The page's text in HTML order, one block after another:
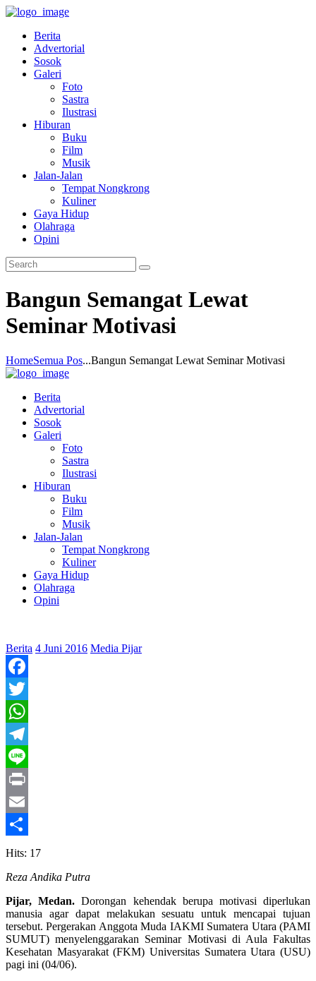
Berita
Advertorial
Sosok
Galeri
Foto
Sastra
Ilustrasi
Hiburan
Buku
Film
Musik
Jalan-Jalan
Tempat Nongkrong
Kuliner
Gaya Hidup
Olahraga
Opini
Bangun Semangat Lewat
Seminar Motivasi
HomeSemua Pos...Bangun Semangat Lewat Seminar Motivasi
Berita
Advertorial
Sosok
Galeri
Foto
Sastra
Ilustrasi
Hiburan
Buku
Film
Musik
Jalan-Jalan
Tempat Nongkrong
Kuliner
Gaya Hidup
Olahraga
Opini
Berita 4 Juni 2016 Media Pijar
Facebook
Twitter
WhatsApp
Telegram
Line
Print
Email
Share
Hits: 17
Reza Andika Putra
Pijar, Medan.Dorongan kehendak berupa motivasi diperlukan
manusia agar dapat melakukan sesuatu untuk mencapai tujuan
tersebut. Pergerakan Anggota Muda IAKMI Sumatera Utara (PAMI
SUMUT) menyelenggarakan Seminar Motivasi di Aula Fakultas
Kesehatan Masyarakat (FKM) Universitas Sumatera Utara (USU)
pagi ini (04/06).